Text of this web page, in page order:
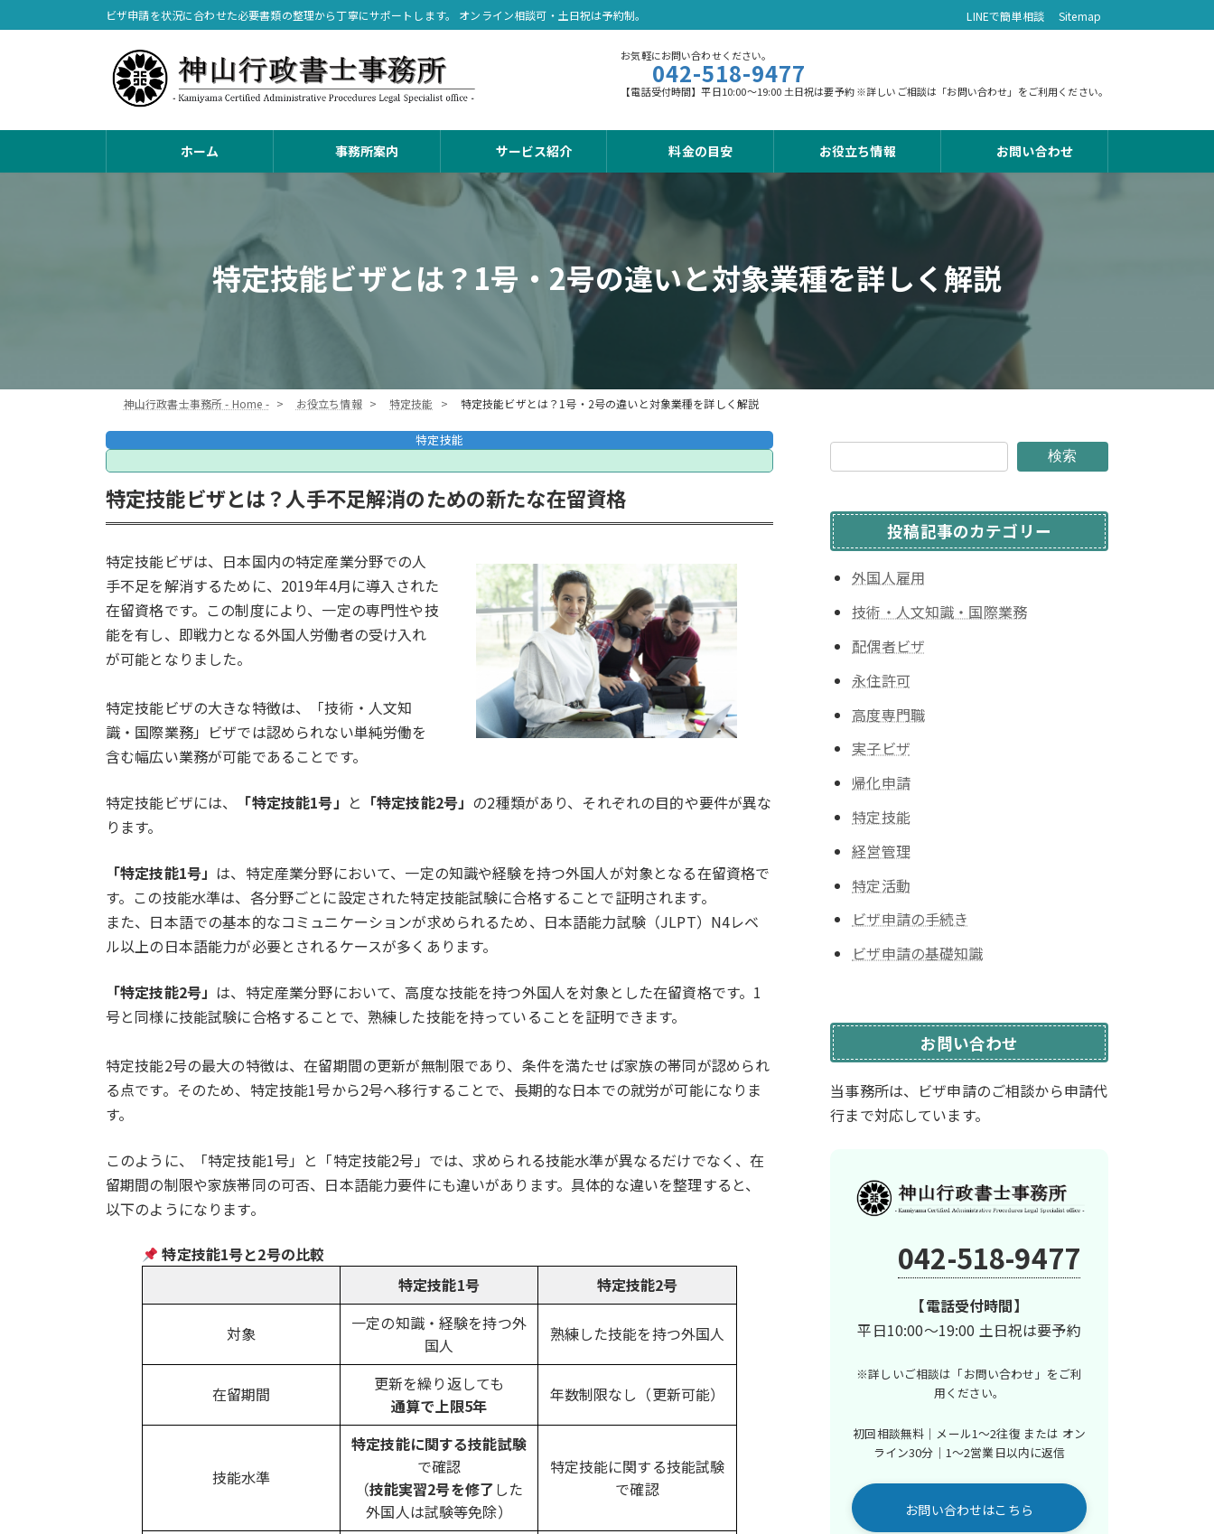
ン
キ
ビ
に
ビザ申請を状況に合わせた必要書類の整理から丁寧にサポートします。 オンライン相談可・土日祝は予約制。 LINEで簡単相談 Sitemap
お気軽にお問い合わせください。
042-518-9477
【電話受付時間】平日10:00～19:00 土日祝は要予約 ※詳しいご相談は「お問い合わせ」をご利用ください。
ホーム 事務所案内 サービス紹介 料金の目安 お役立ち情報 お問い合わせ
特定技能ビザとは？1号・2号の違いと対象業種を詳しく解説
神山行政書士事務所 - Home - お役立ち情報 特定技能 特定技能ビザとは？1号・2号の違いと対象業種を詳しく解説
特定技能
特定技能ビザとは？人手不足解消のための新たな在留資格
特定技能ビザは、日本国内の特定産業分野での人
手不足を解消するために、2019年4月に導入された
在留資格です。この制度により、一定の専門性や技
能を有し、即戦力となる外国人労働者の受け入れ
が可能となりました。
特定技能ビザの大きな特徴は、「技術・人文知
識・国際業務」ビザでは認められない単純労働を
含む幅広い業務が可能であることです。
特定技能ビザには、 「特定技能1号」 と 「特定技能2号」 の2種類があり、それぞれの目的や要件が異な
ります。
「特定技能1号」 は、特定産業分野において、一定の知識や経験を持つ外国人が対象となる在留資格で
す。この技能水準は、各分野ごとに設定された特定技能試験に合格することで証明されます。
また、日本語での基本的なコミュニケーションが求められるため、日本語能力試験（JLPT）N4レベ
ル以上の日本語能力が必要とされるケースが多くあります。
「特定技能2号」 は、特定産業分野において、高度な技能を持つ外国人を対象とした在留資格です。1
号と同様に技能試験に合格することで、熟練した技能を持っていることを証明できます。
特定技能2号の最大の特徴は、在留期間の更新が無制限であり、条件を満たせば家族の帯同が認められ
る点です。そのため、特定技能1号から2号へ移行することで、長期的な日本での就労が可能になりま
す。
このように、「特定技能1号」と「特定技能2号」では、求められる技能水準が異なるだけでなく、在
留期間の制限や家族帯同の可否、日本語能力要件にも違いがあります。具体的な違いを整理すると、
以下のようになります。
特定技能1号と2号の比較
特定技能1号
特定技能2号
対象
一定の知識・経験を持つ外
国人
熟練した技能を持つ外国人
在留期間
更新を繰り返しても
通算で上限5年
年数制限なし（更新可能）
技能水準
特定技能に関する技能試験
で確認
（技能実習2号を修了した
外国人は試験等免除）
特定技能に関する技能試験
で確認
検索
投稿記事のカテゴリー
外国人雇用
技術・人文知識・国際業務
配偶者ビザ
永住許可
高度専門職
実子ビザ
帰化申請
特定技能
経営管理
特定活動
ビザ申請の手続き
ビザ申請の基礎知識
お問い合わせ
当事務所は、ビザ申請のご相談から申請代
行まで対応しています。
042-518-9477
【電話受付時間】
平日10:00～19:00 土日祝は要予約
※詳しいご相談は「お問い合わせ」を ご利
用ください。
初回相談無料｜メール1〜2往復 または オン
ライン30分｜1〜2営業日以内に返信
お問い合わせはこちら